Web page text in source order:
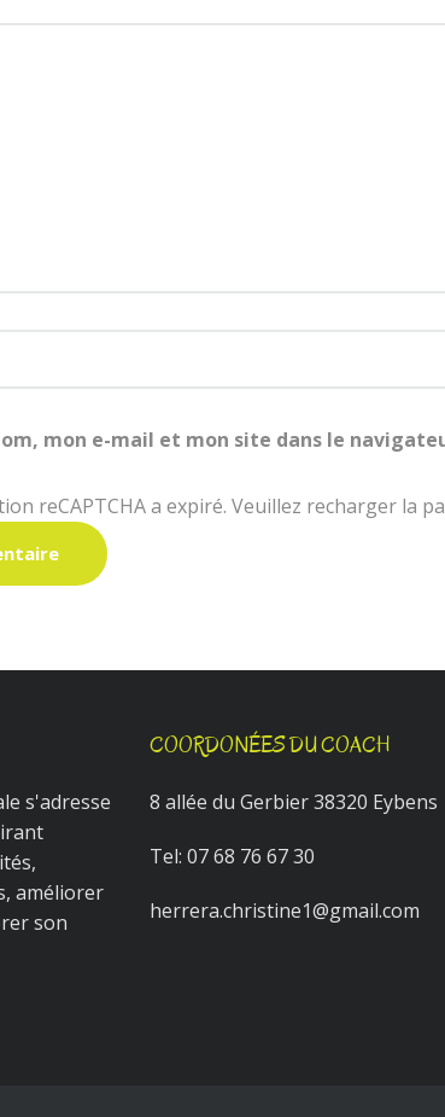
mon e-mail et mon site dans le
reCAPTCHA a expiré. Veuillez recharger la
s'adresse
améliorer
son
COORDONÉES DU COACH
8 allée du Gerbier 38320 Eybens
Tel: 07 68 76 67 30
herrera.christine1@gmail.com